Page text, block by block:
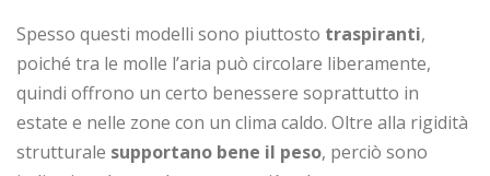
Spesso questi modelli sono piuttosto traspiranti,
poiché tra le molle l’aria può circolare liberamente,
quindi offrono un certo benessere soprattutto in
estate e nelle zone con un clima caldo. Oltre alla rigidità
strutturale supportano bene il peso, perciò sono